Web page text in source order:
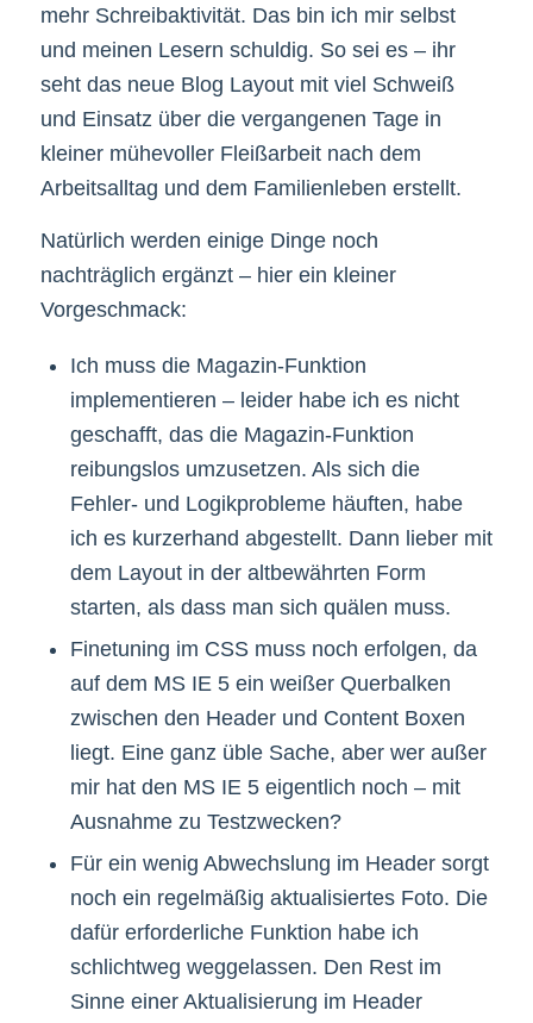
mehr Schreibaktivität. Das bin ich mir selbst
und meinen Lesern schuldig. So sei es – ihr
seht das neue Blog Layout mit viel Schweiß
und Einsatz über die vergangenen Tage in
kleiner mühevoller Fleißarbeit nach dem
Arbeitsalltag und dem Familienleben erstellt.
Natürlich werden einige Dinge noch
nachträglich ergänzt – hier ein kleiner
Vorgeschmack:
Ich muss die Magazin-Funktion
implementieren – leider habe ich es nicht
geschafft, das die Magazin-Funktion
reibungslos umzusetzen. Als sich die
Fehler- und Logikprobleme häuften, habe
ich es kurzerhand abgestellt. Dann lieber mit
dem Layout in der altbewährten Form
starten, als dass man sich quälen muss.
Finetuning im CSS muss noch erfolgen, da
auf dem MS IE 5 ein weißer Querbalken
zwischen den Header und Content Boxen
liegt. Eine ganz üble Sache, aber wer außer
mir hat den MS IE 5 eigentlich noch – mit
Ausnahme zu Testzwecken?
Für ein wenig Abwechslung im Header sorgt
noch ein regelmäßig aktualisiertes Foto. Die
dafür erforderliche Funktion habe ich
schlichtweg weggelassen. Den Rest im
Sinne einer Aktualisierung im Header